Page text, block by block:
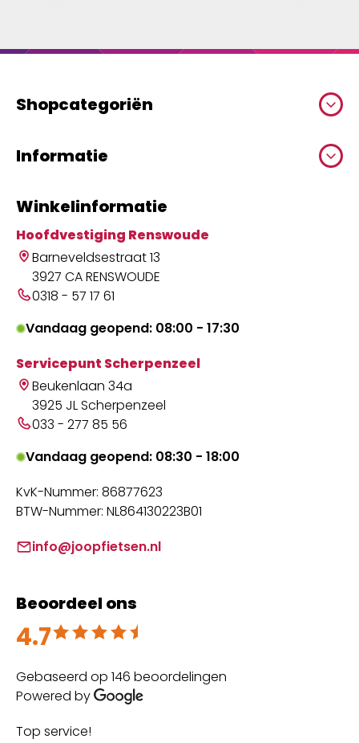
Shopcategoriën
Informatie
Winkelinformatie
Hoofdvestiging Renswoude
Barneveldsestraat 13
3927 CA RENSWOUDE
0318 - 57 17 61
Vandaag geopend: 08:00 - 17:30
Servicepunt Scherpenzeel
Beukenlaan 34a
3925 JL Scherpenzeel
033 - 277 85 56
Vandaag geopend: 08:30 - 18:00
KvK-Nummer: 86877623
BTW-Nummer: NL864130223B01
info@joopfietsen.nl
Beoordeel ons
4.7
Beoordeeld met 4.7 uit 5
Gebaseerd op 146 beoordelingen
Powered by
Top service!